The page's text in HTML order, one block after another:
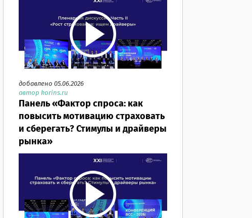
добавлено 05.06.2026
автор korins.ru
Панель «Фактор спроса: как
повысить мотивацию страховать
и сберегать? Стимулы и драйверы
рынка»